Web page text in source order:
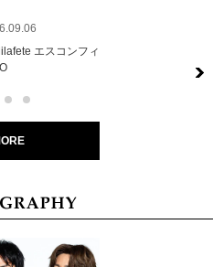
エスコンフィ